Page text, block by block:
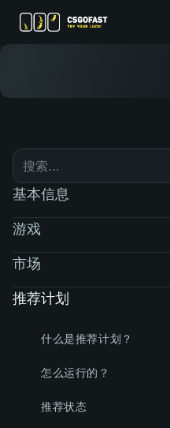
基本信息
游戏
市场
推荐计划
什么是推荐计划？
怎么运行的？
推荐状态